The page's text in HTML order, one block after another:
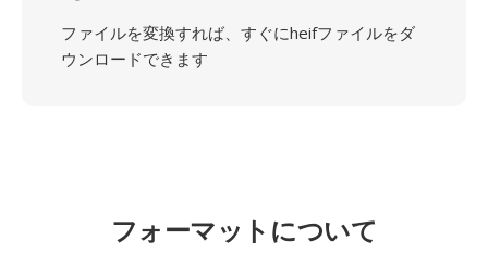
ファイルを変換すれば、すぐにheifファイルをダ
ウンロードできます
フォーマットについて